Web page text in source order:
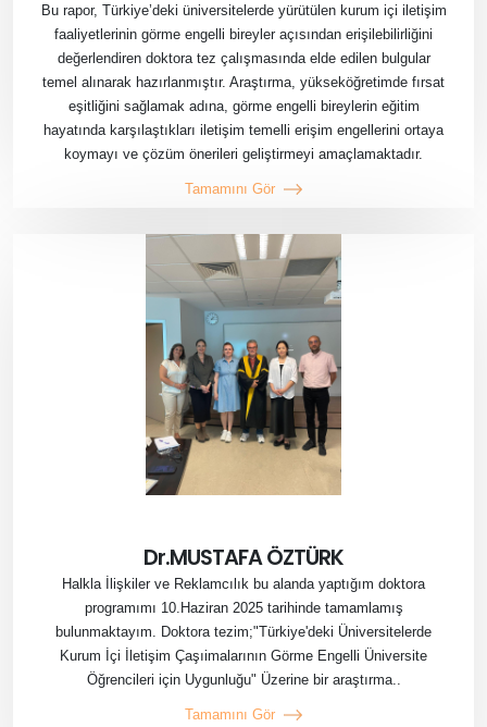
Bu rapor, Türkiye’deki üniversitelerde yürütülen kurum içi iletişim
faaliyetlerinin görme engelli bireyler açısından erişilebilirliğini
değerlendiren doktora tez çalışmasında elde edilen bulgular
temel alınarak hazırlanmıştır. Araştırma, yükseköğretimde fırsat
eşitliğini sağlamak adına, görme engelli bireylerin eğitim
hayatında karşılaştıkları iletişim temelli erişim engellerini ortaya
koymayı ve çözüm önerileri geliştirmeyi amaçlamaktadır.
Tamamını Gör
Dr.MUSTAFA ÖZTÜRK
Halkla İlişkiler ve Reklamcılık bu alanda yaptığım doktora
programımı 10.Haziran 2025 tarihinde tamamlamış
bulunmaktayım. Doktora tezim;"Türkiye'deki Üniversitelerde
Kurum İçi İletişim Çaşıimalarının Görme Engelli Üniversite
Öğrencileri için Uygunluğu" Üzerine bir araştırma..
Tamamını Gör